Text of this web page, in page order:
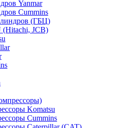
Yanmar
Cummins
(ГБЦ)
JCB)
Komatsu
Cummins